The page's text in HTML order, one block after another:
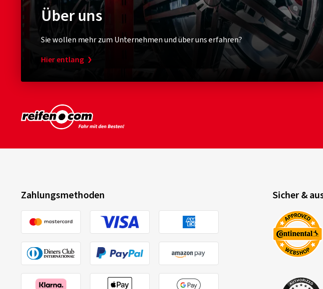
Über uns
Sie wollen mehr zum Unternehmen und über uns erfahren?
Hier entlang
Zahlungsmethoden Sicher &